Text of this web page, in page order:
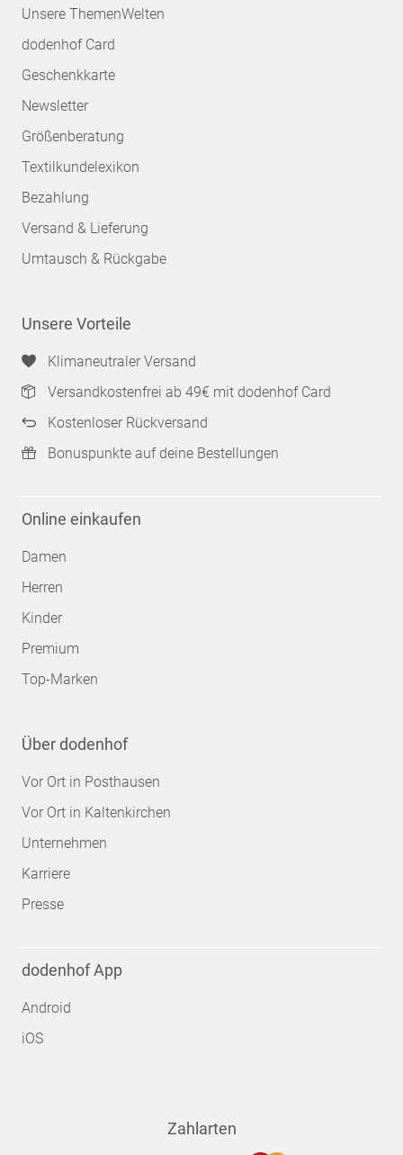
Unsere ThemenWelten
dodenhof Card
Geschenkkarte
Newsletter
Größenberatung
Textilkundelexikon
Bezahlung
Versand & Lieferung
Umtausch & Rückgabe
Unsere Vorteile
Klimaneutraler Versand
Versandkostenfrei ab 49€ mit dodenhof Card
Kostenloser Rückversand
Bonuspunkte auf deine Bestellungen
Online einkaufen
Damen
Herren
Kinder
Premium
Top-Marken
Über dodenhof
Vor Ort in Posthausen
Vor Ort in Kaltenkirchen
Unternehmen
Karriere
Presse
dodenhof App
Android
iOS
Zahlarten